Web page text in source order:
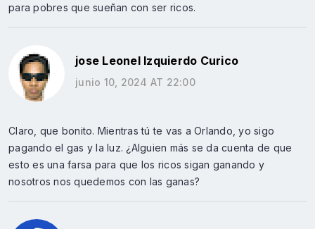
para pobres que sueñan con ser ricos.
jose Leonel Izquierdo Curico
junio 10, 2024 AT 22:00
Claro, que bonito. Mientras tú te vas a Orlando, yo sigo
pagando el gas y la luz. ¿Alguien más se da cuenta de que
esto es una farsa para que los ricos sigan ganando y
nosotros nos quedemos con las ganas?